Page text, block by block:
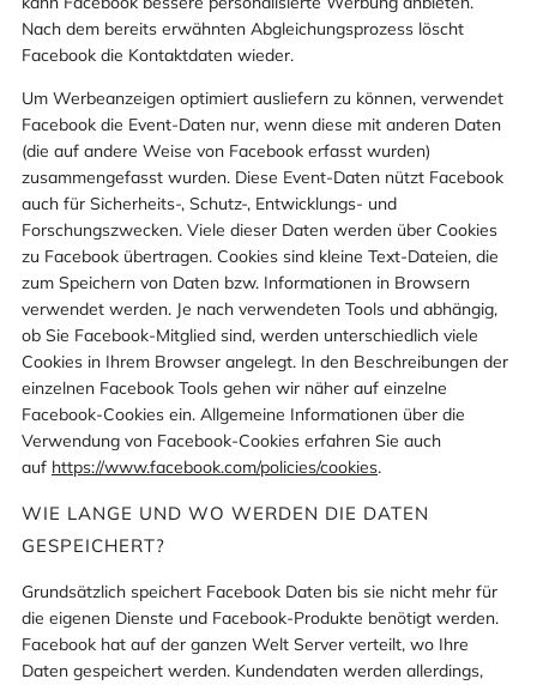
Nach dem bereits erwähnten Abgleichungsprozess löscht
Facebook die Kontaktdaten wieder.
Um Werbeanzeigen optimiert ausliefern zu können, verwendet
Facebook die Event-Daten nur, wenn diese mit anderen Daten
(die auf andere Weise von Facebook erfasst wurden)
zusammengefasst wurden. Diese Event-Daten nützt Facebook
auch für Sicherheits-, Schutz-, Entwicklungs- und
Forschungszwecken. Viele dieser Daten werden über Cookies
zu Facebook übertragen. Cookies sind kleine Text-Dateien, die
zum Speichern von Daten bzw. Informationen in Browsern
verwendet werden. Je nach verwendeten Tools und abhängig,
ob Sie Facebook-Mitglied sind, werden unterschiedlich viele
Cookies in Ihrem Browser angelegt. In den Beschreibungen der
einzelnen Facebook Tools gehen wir näher auf einzelne
Facebook-Cookies ein. Allgemeine Informationen über die
Verwendung von Facebook-Cookies erfahren Sie auch
auf https://www.facebook.com/policies/cookies.
WIE LANGE UND WO WERDEN DIE DATEN
GESPEICHERT?
Grundsätzlich speichert Facebook Daten bis sie nicht mehr für
die eigenen Dienste und Facebook-Produkte benötigt werden.
Facebook hat auf der ganzen Welt Server verteilt, wo Ihre
Daten gespeichert werden. Kundendaten werden allerdings,